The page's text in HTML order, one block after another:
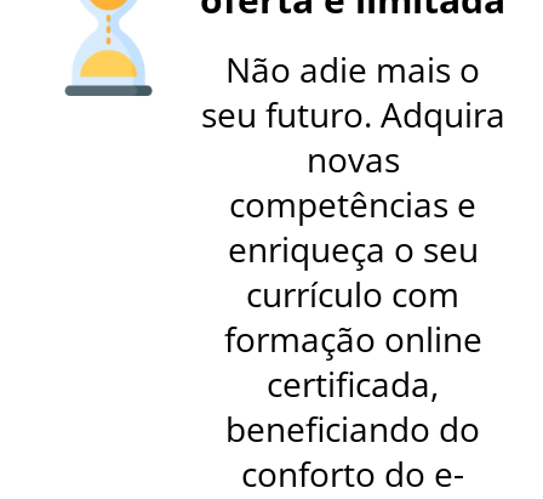
Não adie mais o
seu futuro. Adquira
novas
competências e
enriqueça o seu
currículo com
formação online
certificada,
beneficiando do
conforto do e-